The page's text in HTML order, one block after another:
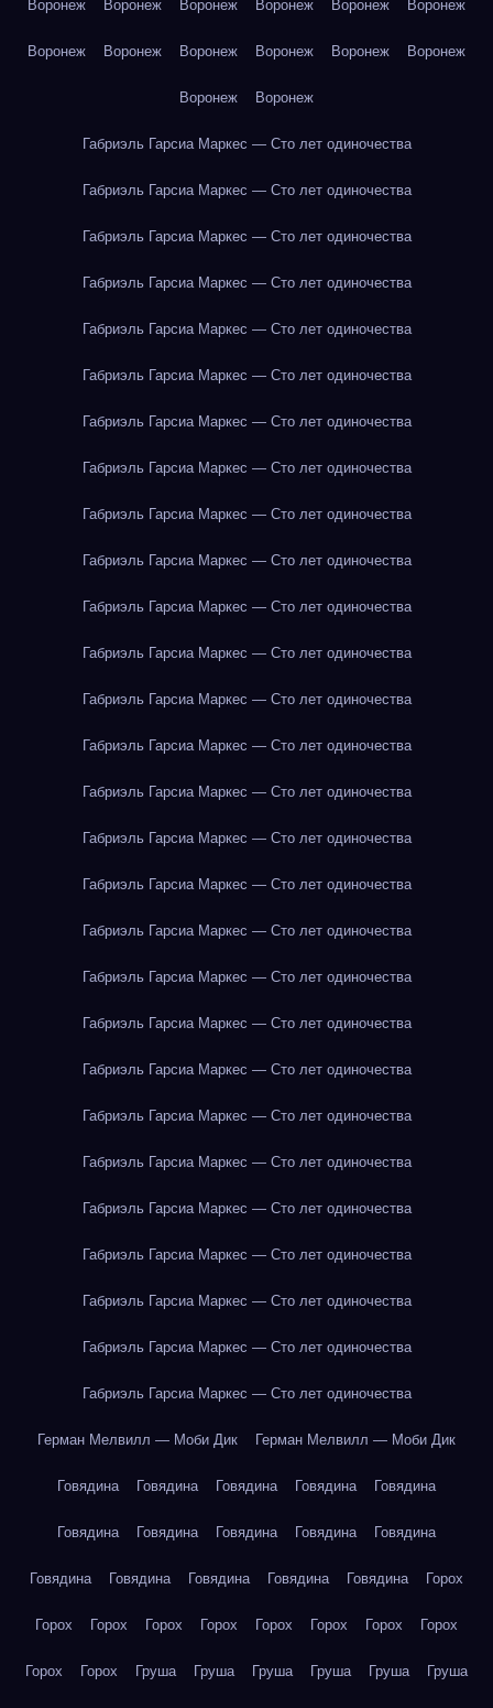
Воронеж Воронеж Воронеж Воронеж Воронеж Воронеж
Воронеж Воронеж Воронеж Воронеж Воронеж Воронеж
Воронеж Воронеж
Габриэль Гарсиа Маркес — Сто лет одиночества
Габриэль Гарсиа Маркес — Сто лет одиночества
Габриэль Гарсиа Маркес — Сто лет одиночества
Габриэль Гарсиа Маркес — Сто лет одиночества
Габриэль Гарсиа Маркес — Сто лет одиночества
Габриэль Гарсиа Маркес — Сто лет одиночества
Габриэль Гарсиа Маркес — Сто лет одиночества
Габриэль Гарсиа Маркес — Сто лет одиночества
Габриэль Гарсиа Маркес — Сто лет одиночества
Габриэль Гарсиа Маркес — Сто лет одиночества
Габриэль Гарсиа Маркес — Сто лет одиночества
Габриэль Гарсиа Маркес — Сто лет одиночества
Габриэль Гарсиа Маркес — Сто лет одиночества
Габриэль Гарсиа Маркес — Сто лет одиночества
Габриэль Гарсиа Маркес — Сто лет одиночества
Габриэль Гарсиа Маркес — Сто лет одиночества
Габриэль Гарсиа Маркес — Сто лет одиночества
Габриэль Гарсиа Маркес — Сто лет одиночества
Габриэль Гарсиа Маркес — Сто лет одиночества
Габриэль Гарсиа Маркес — Сто лет одиночества
Габриэль Гарсиа Маркес — Сто лет одиночества
Габриэль Гарсиа Маркес — Сто лет одиночества
Габриэль Гарсиа Маркес — Сто лет одиночества
Габриэль Гарсиа Маркес — Сто лет одиночества
Габриэль Гарсиа Маркес — Сто лет одиночества
Габриэль Гарсиа Маркес — Сто лет одиночества
Габриэль Гарсиа Маркес — Сто лет одиночества
Габриэль Гарсиа Маркес — Сто лет одиночества
Герман Мелвилл — Моби Дик Герман Мелвилл — Моби Дик
Говядина Говядина Говядина Говядина Говядина
Говядина Говядина Говядина Говядина Говядина
Говядина Говядина Говядина Говядина Говядина Горох
Горох Горох Горох Горох Горох Горох Горох Горох
Горох Горох Груша Груша Груша Груша Груша Груша